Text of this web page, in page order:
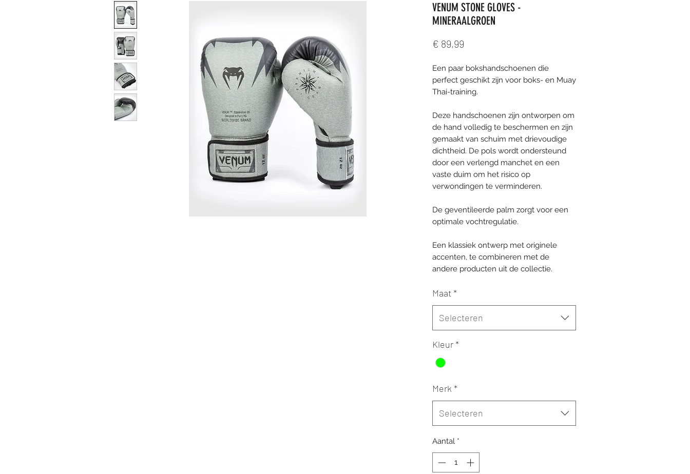
VENUM STONE GLOVES -
MINERAALGROEN
€ 89,99
Een paar bokshandschoenen die
perfect geschikt zijn voor boks- en Muay
Thai-training.
Deze handschoenen zijn ontworpen om
de hand volledig te beschermen en zijn
gemaakt van schuim met drievoudige
dichtheid. De pols wordt ondersteund
door een verlengd manchet en een
vaste duim om het risico op
verwondingen te verminderen.
De geventileerde palm zorgt voor een
optimale vochtregulatie.
Een klassiek ontwerp met originele
accenten, te combineren met de
andere producten uit de collectie.
Maat*
Selecteren
Kleur*
Merk *
Selecteren
Aantal *